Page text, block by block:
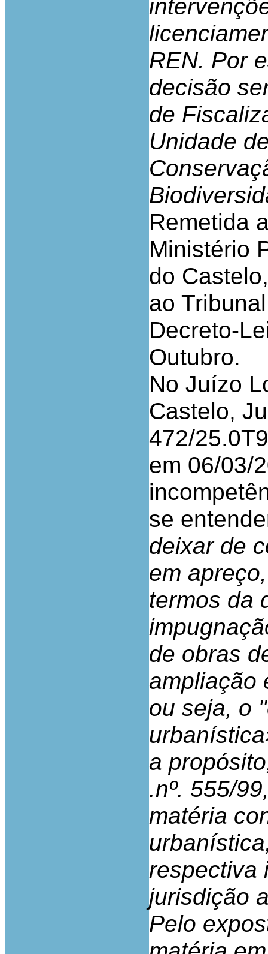
REN. Por
decisão
de
Unidade
Remetida
Ministério
do
ao
Decreto-
Outubro.
No Juízo
Castelo,
472/
em 06/03/
se
deixar de
em
termos da
de obras
ampliação
ou seja, o
a
.nº. 555/
matéria
respectiva
jurisdição
Pelo